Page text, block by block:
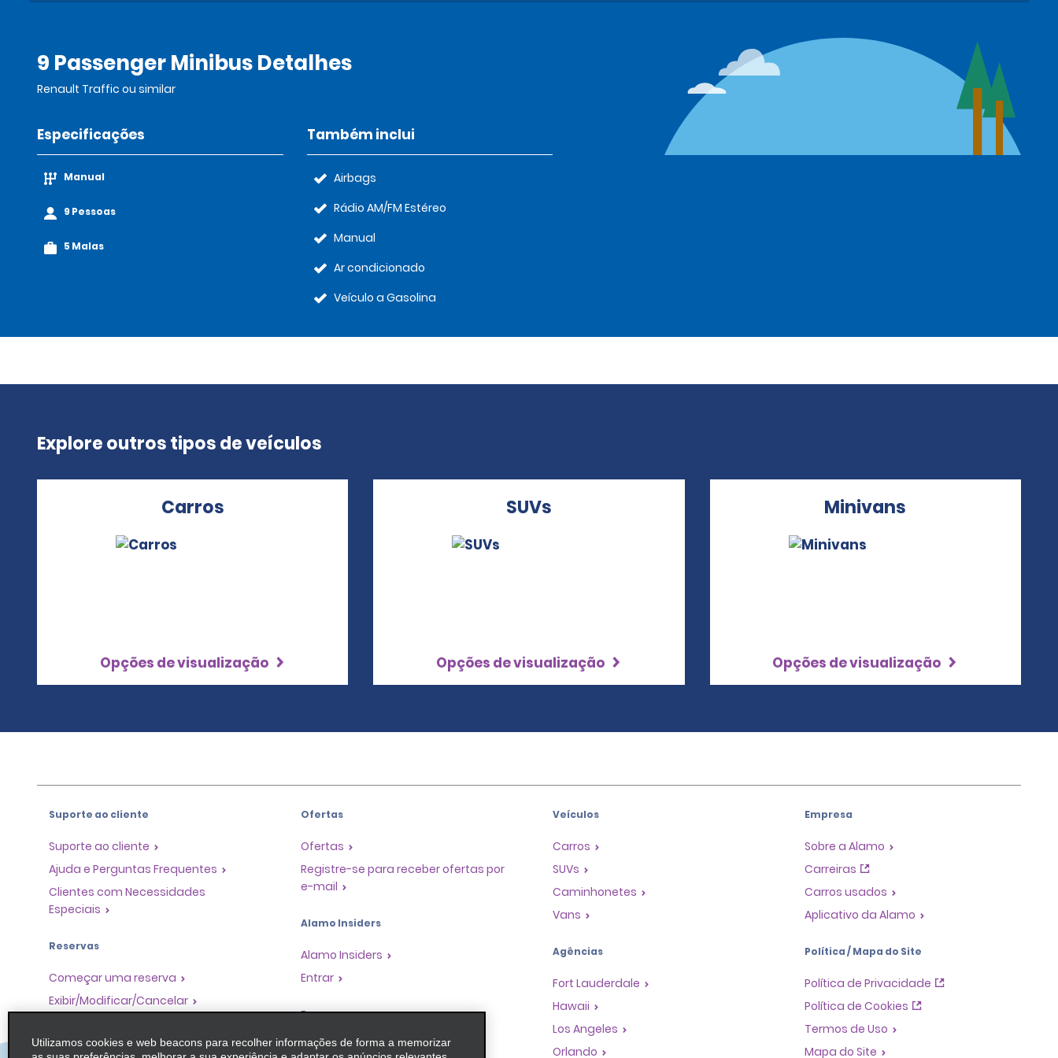
9 Passenger Minibus Detalhes
Renault Traffic ou similar
Especificações
Manual
9 Pessoas
5 Malas
Também inclui
Airbags
Rádio AM/FM Estéreo
Manual
Ar condicionado
Veículo a Gasolina
Explore outros tipos de veículos
Carros
Opções de visualização
SUVs
Opções de visualização
Minivans
Opções de visualização
Suporte ao cliente
Suporte ao cliente
Ajuda e Perguntas Frequentes
Clientes com Necessidades
Especiais
Reservas
Começar uma reserva
Exibir/Modificar/Cancelar
Pular o guichê
Ofertas
Ofertas
Registre-se para receber ofertas por
e-mail
Alamo Insiders
Alamo Insiders
Entrar
Programas
Programa de Premiação de
Veículos
Carros
SUVs
Caminhonetes
Vans
Agências
Fort Lauderdale
Hawaii
Los Angeles
Orlando
Empresa
Sobre a Alamo
Carreiras
Carros usados
Aplicativo da Alamo
Política / Mapa do Site
Política de Privacidade
Política de Cookies
Termos de Uso
Mapa do Site
Utilizamos cookies e web beacons para recolher informações de forma a memorizar